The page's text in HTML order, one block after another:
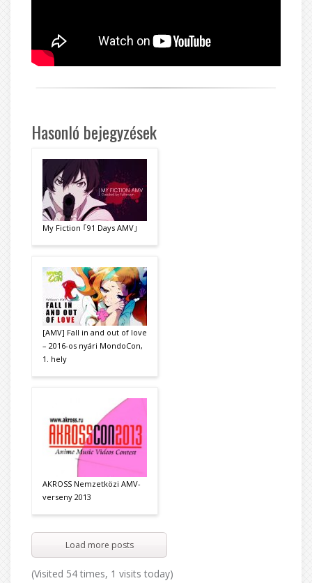
Hasonló bejegyzések
My Fiction ｢91 Days AMV｣
[AMV] Fall in and out of love
– 2016-os nyári MondoCon,
1. hely
AKROSS Nemzetközi AMV-
verseny 2013
Load more posts
(Visited 54 times, 1 visits today)